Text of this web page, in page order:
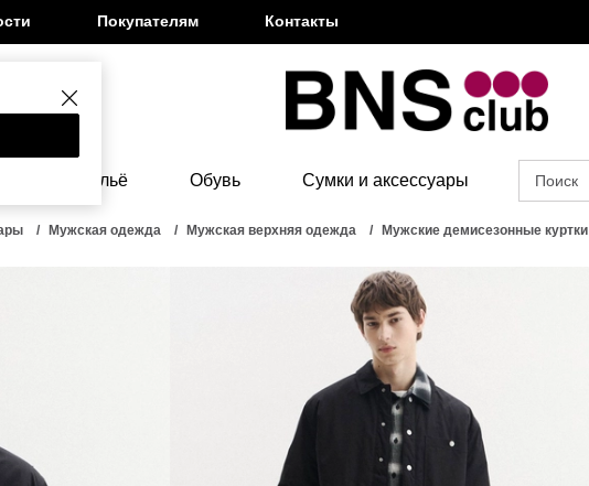
Покупателям Контакты
Бельё Обувь Сумки и аксессуары
Мужская одежда Мужская верхняя одежда Мужские демисезонные куртки